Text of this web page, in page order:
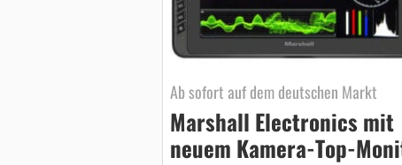
Ab sofort auf dem deutschen Markt
Marshall Electronics mit
neuem Kamera-Top-